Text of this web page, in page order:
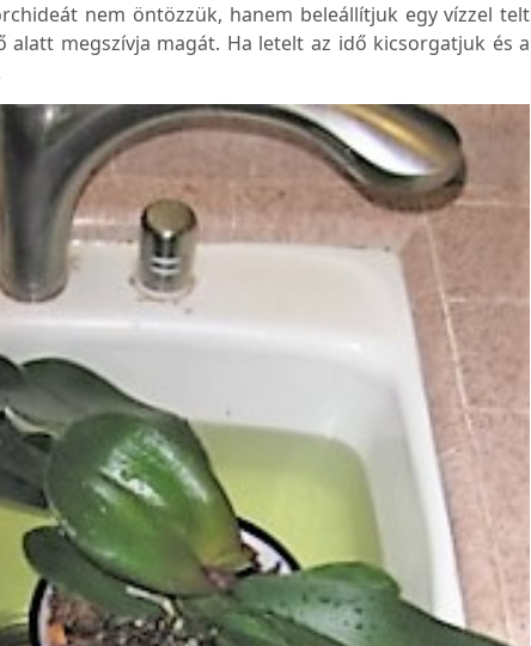
nem öntözzük, hanem beleállítjuk egy vízzel telt
megszívja magát. Ha letelt az idő kicsorgatjuk és a